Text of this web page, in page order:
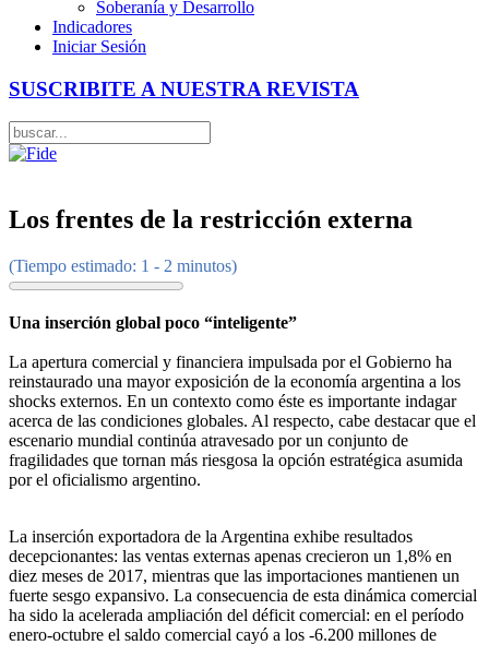
Soberanía y Desarrollo
Indicadores
Iniciar Sesión
SUSCRIBITE A NUESTRA REVISTA
Los frentes de la restricción externa
(Tiempo estimado: 1 - 2 minutos)
Una inserción global poco “inteligente”
La apertura comercial y financiera impulsada por el Gobierno ha
reinstaurado una mayor exposición de la economía argentina a los
shocks externos. En un contexto como éste es importante indagar
acerca de las condiciones globales. Al respecto, cabe destacar que el
escenario mundial continúa atravesado por un conjunto de
fragilidades que tornan más riesgosa la opción estratégica asumida
por el oficialismo argentino.
La inserción exportadora de la Argentina exhibe resultados
decepcionantes: las ventas externas apenas crecieron un 1,8% en
diez meses de 2017, mientras que las importaciones mantienen un
fuerte sesgo expansivo. La consecuencia de esta dinámica comercial
ha sido la acelerada ampliación del déficit comercial: en el período
enero-octubre el saldo comercial cayó a los -6.200 millones de